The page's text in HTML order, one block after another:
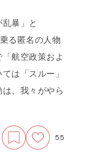
暴」と
る匿名の人物
航空政策およ
は「スルー」
、我々がやら
55